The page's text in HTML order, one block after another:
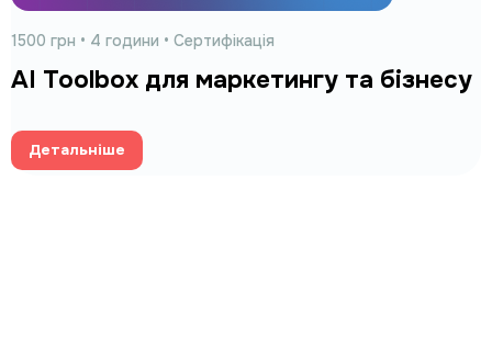
1500 грн • 4 години • Сертифікація
AI Toolbox для маркетингу та бізнесу
Детальніше